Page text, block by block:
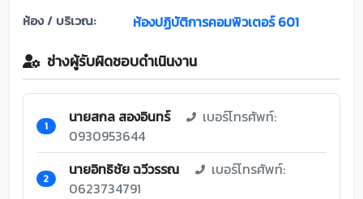
ห้อง / บริเวณ: ห้องปฏิบัติการคอมพิวเตอร์ 601
ช่างผู้รับผิดชอบดำเนินงาน
1 นายสกล สองอินทร์
เบอร์โทรศัพท์:
0930953644
2 นายอิทธิชัย ฉวีวรรณ
เบอร์โทรศัพท์:
0623734791